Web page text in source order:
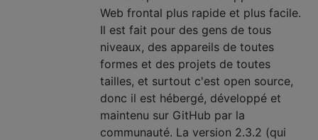
Web frontal plus rapide et plus facile.
Il est fait pour des gens de tous
niveaux, des appareils de toutes
formes et des projets de toutes
tailles, et surtout c'est open source,
donc il est hébergé, développé et
maintenu sur GitHub par la
communauté. La version 2.3.2 (qui